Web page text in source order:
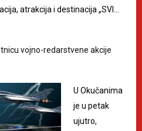
atrakcija i destinacija „SVI…
vojno-redarstvene akcije
U Okučanima
je u petak
ujutro,